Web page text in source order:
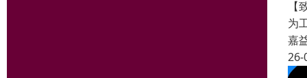
为
嘉
26-